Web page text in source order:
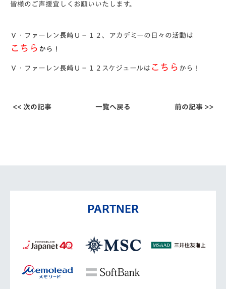
皆様のご声援宜しくお願いいたします。
Ｖ・ファーレン長崎Ｕ－１２、アカデミーの日々の活動は
こちら から！
Ｖ・ファーレン長崎Ｕ－１２スケジュールは こちら から！
<< 次の記事 一覧へ戻る 前の記事 >>
PARTNER